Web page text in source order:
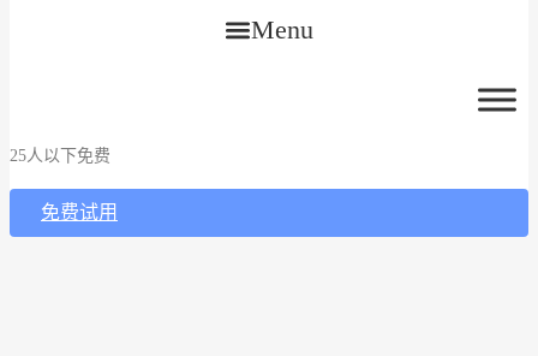
Menu
25人以下免费
免费试用